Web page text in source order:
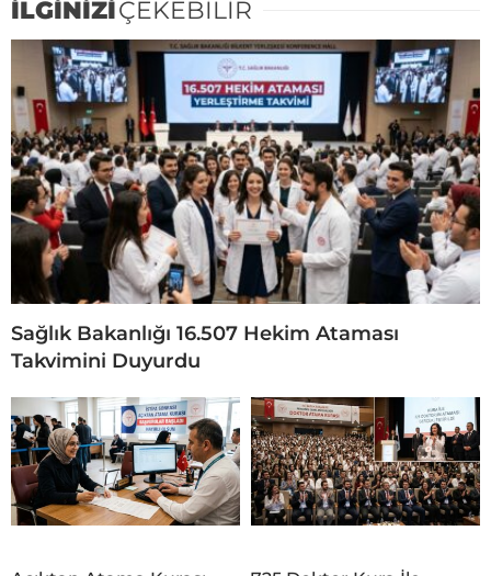
İLGİNİZİÇEKEBİLİR
Sağlık Bakanlığı 16.507 Hekim Ataması
Takvimini Duyurdu